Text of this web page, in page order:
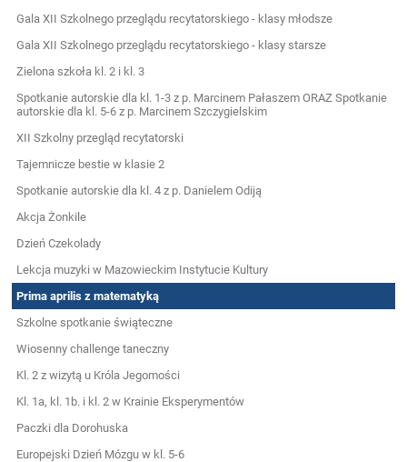
Gala XII Szkolnego przeglądu recytatorskiego - klasy młodsze
Gala XII Szkolnego przeglądu recytatorskiego - klasy starsze
Zielona szkoła kl. 2 i kl. 3
Spotkanie autorskie dla kl. 1-3 z p. Marcinem Pałaszem ORAZ Spotkanie
autorskie dla kl. 5-6 z p. Marcinem Szczygielskim
XII Szkolny przegląd recytatorski
Tajemnicze bestie w klasie 2
Spotkanie autorskie dla kl. 4 z p. Danielem Odiją
Akcja Żonkile
Dzień Czekolady
Lekcja muzyki w Mazowieckim Instytucie Kultury
Prima aprilis z matematyką
Szkolne spotkanie świąteczne
Wiosenny challenge taneczny
Kl. 2 z wizytą u Króla Jegomości
Kl. 1a, kl. 1b. i kl. 2 w Krainie Eksperymentów
Paczki dla Dorohuska
Europejski Dzień Mózgu w kl. 5-6